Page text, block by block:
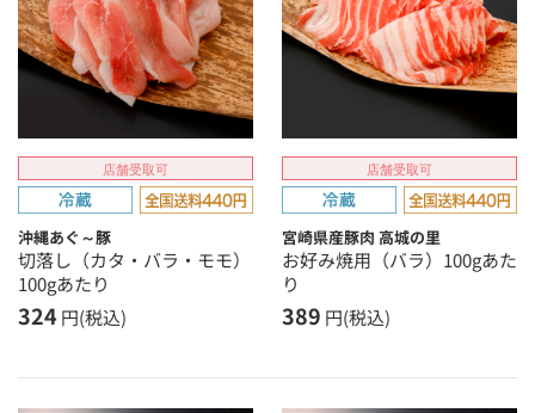
店舗受取可
沖縄あぐ～豚
切落し（カタ・バラ・モモ）
100gあたり
324 円(税込)
店舗受取可
宮崎県産豚肉 高城の里
お好み焼用（バラ）100gあた
り
389 円(税込)